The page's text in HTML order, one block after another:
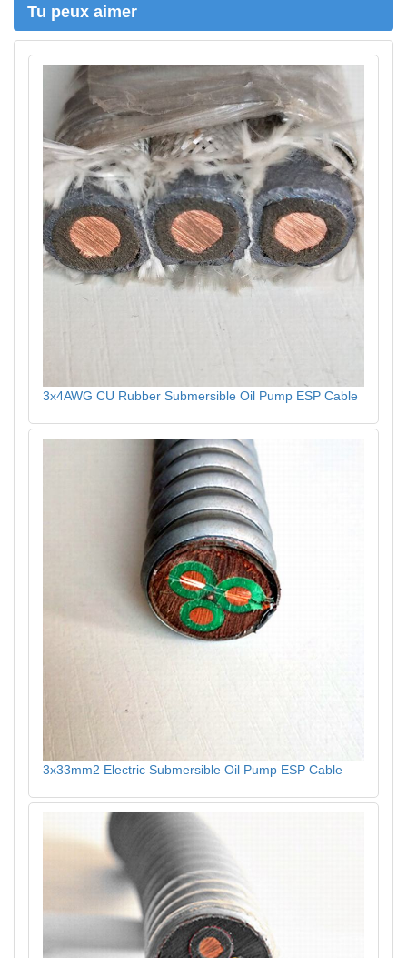
Tu peux aimer
3x4AWG CU Rubber Submersible Oil Pump ESP Cable
3x33mm2 Electric Submersible Oil Pump ESP Cable